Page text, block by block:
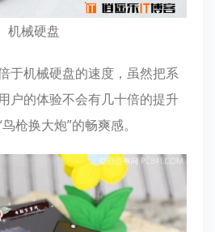
机械硬盘
于机械硬盘的速度，虽然把系
户的体验不会有几十倍的提升
枪换大炮”的畅爽感。